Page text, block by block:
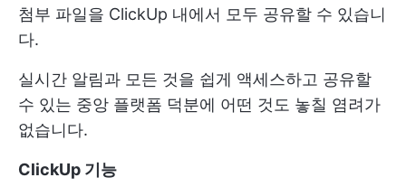
첨부 파일을 ClickUp 내에서 모두 공유할 수 있습니
다.
실시간 알림과 모든 것을 쉽게 액세스하고 공유할
수 있는 중앙 플랫폼 덕분에 어떤 것도 놓칠 염려가
없습니다.
ClickUp 기능